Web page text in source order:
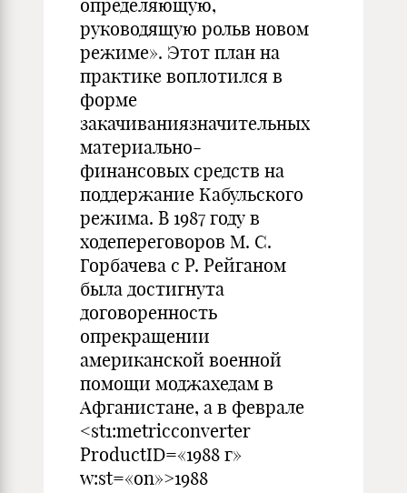
определяющую,
руководящую рольв новом
режиме». Этот план на
практике воплотился в
форме
закачиваниязначительных
материально-
финансовых средств на
поддержание Кабульского
режима. В 1987 году в
ходепереговоров М. С.
Горбачева с Р. Рейганом
была достигнута
договоренность
опрекращении
американской военной
помощи моджахедам в
Афганистане, а в феврале
<st1:metricconverter
ProductID=«1988 г»
w:st=«on»>1988